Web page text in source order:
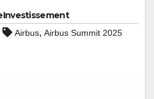
Airbus, Airbus Summit 2025